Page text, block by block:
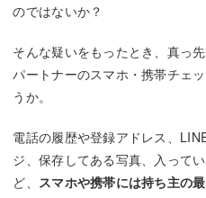
のではないか？
そんな疑いをもったとき、真っ
パートナーのスマホ・携帯チェ
うか。
電話の履歴や登録アドレス、
ジ、保存してある写真、入って
ど、
スマホや携帯には持ち主の